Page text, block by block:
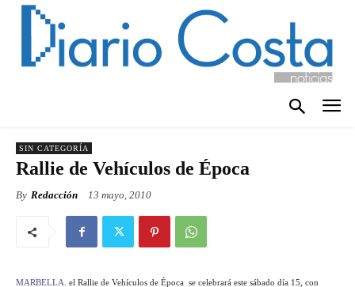
SIN CATEGORÍA
Rallie de Vehículos de Época
By Redacción 13 mayo, 2010
MARBELLA. el Rallie de Vehículos de Época se celebrará este sábado día 15, con